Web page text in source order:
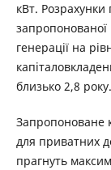
кВт.
запропонованої
генерації на
близько 2,8 року.
Запропоноване
для приватних
прагнуть